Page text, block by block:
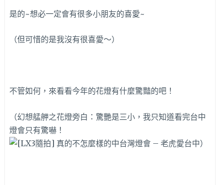
是的~想必一定會有很多小朋友的喜愛~
（但可惜的是我沒有很喜愛～）
不管如何，來看看今年的花燈有什麼驚豔的吧！
（幻想艋舺之花燈旁白：驚艷是三小，我只知道看完台中
燈會只有驚嚇！
）